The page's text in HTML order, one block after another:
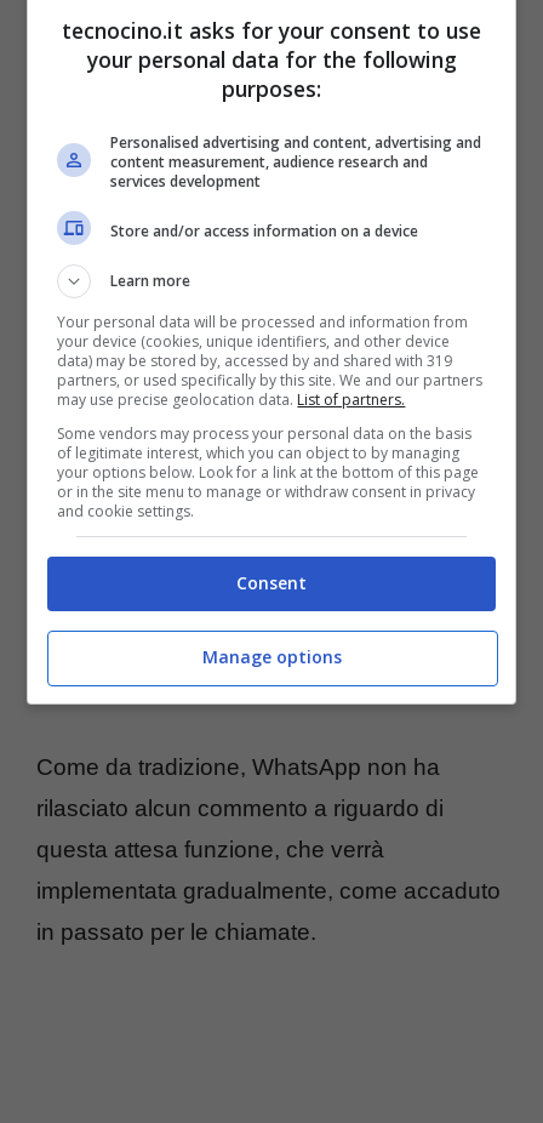
Pereffettuare una videochiamata su
WhatsAppbasterà selezionare il contatto e,
nella schermata di chat, premere sull’icona
del telefono nella barra posta in alto. A
questo punto, verranno visualizzate due
chiamata audiosemplice oppure
videochiamata.
Come da tradizione, WhatsApp non ha
rilasciato alcun commento a riguardo di
questa attesa funzione, che verrà
implementata gradualmente, come accaduto
in passato per le chiamate.
tecnocino.it asks for your consent to use
your personal data for the following
purposes:
Personalised advertising and content, advertising and
content measurement, audience research and
services development
Store and/or access information on a device
Learn more
Your personal data will be processed and information from
your device (cookies, unique identifiers, and other device
data) may be stored by, accessed by and shared with 319
partners, or used specifically by this site. We and our partners
may use precise geolocation data. List of partners.
Some vendors may process your personal data on the basis
of legitimate interest, which you can object to by managing
your options below. Look for a link at the bottom of this page
or in the site menu to manage or withdraw consent in privacy
and cookie settings.
Consent
Manage options